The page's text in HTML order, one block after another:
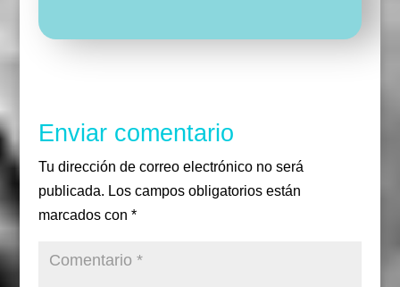
Enviar comentario
Tu dirección de correo electrónico no será
publicada. Los campos obligatorios están
marcados con *